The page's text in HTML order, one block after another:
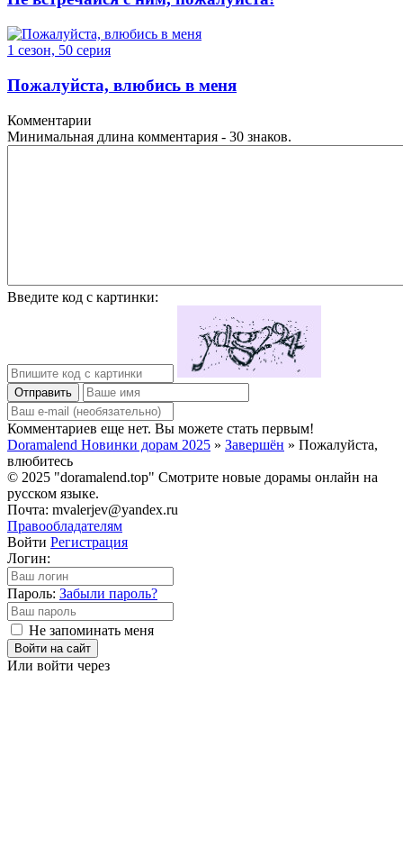
1 сезон, 50 серия
Пожалуйста, влюбись в меня
Комментарии
Минимальная длина комментария - 30 знаков.
Введите код с картинки:
Отправить
Комментариев еще нет. Вы можете стать первым!
Doramalend Новинки дорам 2025 » Завершён » Пожалуйста,
влюбитесь
© 2025 "doramalend.top" Смотрите новые дорамы онлайн на
русском языке.
Почта: mvalerjev@yandex.ru
Правообладателям
Войти Регистрация
Логин:
Пароль: Забыли пароль?
Не запоминать меня
Войти на сайт
Или войти через